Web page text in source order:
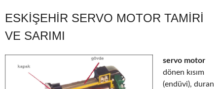
ESKIŞEHIR SERVO MOTOR TAMIRI
VE SARIMI
servo motor
dönen kısım
(endüvi), duran